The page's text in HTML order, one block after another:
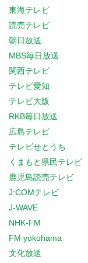
東海テレビ
読売テレビ
朝日放送
MBS毎日放送
関西テレビ
テレビ愛知
テレビ大阪
RKB毎日放送
広島テレビ
テレビせとうち
くまもと県民テレビ
鹿児島読売テレビ
J:COMテレビ
J-WAVE
NHK-FM
FM yokohama
文化放送